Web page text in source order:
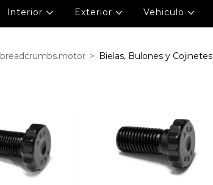
Interior Exterior Vehiculo
breadcrumbs.motor > Bielas, Bulones y Cojinetes